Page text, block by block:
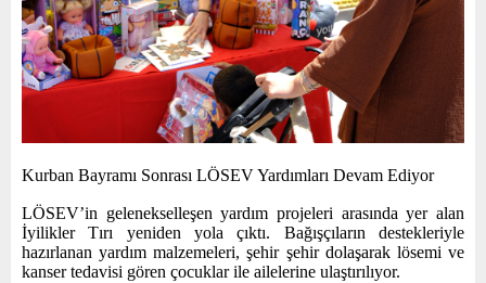
Kurban Bayramı Sonrası LÖSEV Yardımları Devam Ediyor
LÖSEV’in gelenekselleşen yardım projeleri arasında yer alan
İyilikler Tırı yeniden yola çıktı. Bağışçıların destekleriyle
hazırlanan yardım malzemeleri, şehir şehir dolaşarak lösemi ve
kanser tedavisi gören çocuklar ile ailelerine ulaştırılıyor.